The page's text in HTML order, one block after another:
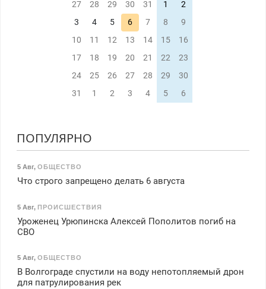
27 28 29 30 31 1
2
3
4 5 6 7 8
9
10
11 12 13 14 15
16
17
18 19 20 21 22
23
24
25 26 27 28 29
30
31
1 2 3 4 5 6
ПОПУЛЯРНО
5 Авг, ОБЩЕСТВО
Что строго запрещено делать 6 августа
5 Авг, ПРОИСШЕСТВИЯ
Уроженец Урюпинска Алексей Пополитов погиб на
СВО
5 Авг, ОБЩЕСТВО
В Волгограде спустили на воду непотопляемый дрон
для патрулирования рек